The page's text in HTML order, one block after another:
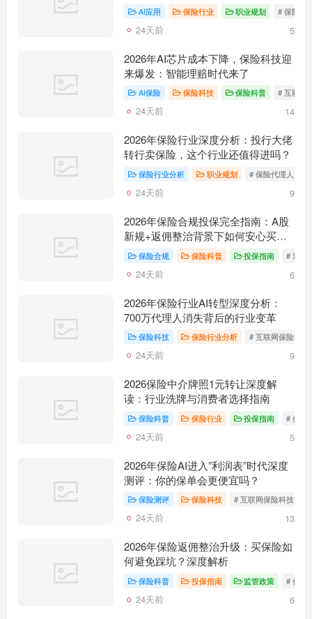
AI应用 保险行业 职业规划 # 保险代
24天前 5
2026年AI芯片成本下降，保险科技迎
来爆发：智能理赔时代来了
AI保险 保险科技 保险科普 # 互联网
24天前 14
2026年保险行业深度分析：投行大佬
转行卖保险，这个行业还值得进吗？
保险行业分析 职业规划 # 保险代理人
24天前 9
2026年保险合规投保完全指南：A股
新规+返佣整治背景下如何安心买保
险？保险合规 保险科普 投保指南 # 返佣
24天前 6
2026年保险行业AI转型深度分析：
700万代理人消失背后的行业变革
保险科技 保险行业分析 # 互联网保险科技
24天前 9
2026保险中介牌照1元转让深度解
读：行业洗牌与消费者选择指南
保险科普 保险行业 投保指南 # 保险
24天前 5
2026年保险AI进入”利润表”时代深度
测评：你的保单会更便宜吗？
保险测评 保险科技 # 互联网保险科技
24天前 13
2026年保险返佣整治升级：买保险如
何避免踩坑？深度解析
保险科普 投保指南 监管政策 # 保险
24天前 6